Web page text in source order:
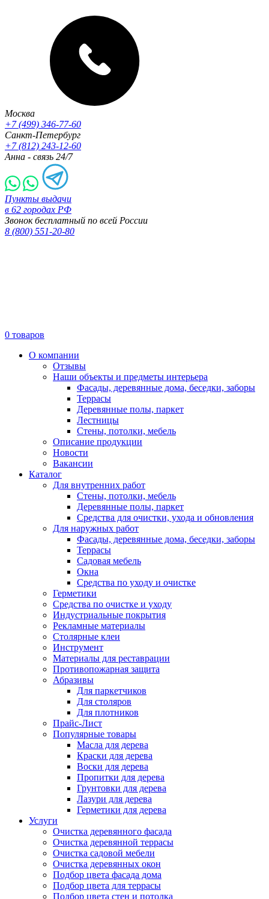
Москва
+7 (499) 346-77-60
Санкт-Петербург
+7 (812) 243-12-60
Анна - связь 24/7
Пункты выдачи
в 62 городах РФ
Звонок бесплатный по всей России
8 (800) 551-20-80
0 товаров
О компании
Отзывы
Наши объекты и предметы интерьера
Фасады, деревянные дома, беседки, заборы
Террасы
Деревянные полы, паркет
Лестницы
Стены, потолки, мебель
Описание продукции
Новости
Вакансии
Каталог
Для внутренних работ
Стены, потолки, мебель
Деревянные полы, паркет
Средства для очистки, ухода и обновления
Для наружных работ
Фасады, деревянные дома, беседки, заборы
Террасы
Садовая мебель
Окна
Средства по уходу и очистке
Герметики
Средства по очистке и уходу
Индустриальные покрытия
Рекламные материалы
Столярные клеи
Инструмент
Материалы для реставрации
Противопожарная защита
Абразивы
Для паркетчиков
Для столяров
Для плотников
Прайс-Лист
Популярные товары
Масла для дерева
Краски для дерева
Воски для дерева
Пропитки для дерева
Грунтовки для дерева
Лазури для дерева
Герметики для дерева
Услуги
Очистка деревянного фасада
Очистка деревянной террасы
Очистка садовой мебели
Очистка деревянных окон
Подбор цвета фасада дома
Подбор цвета для террасы
Подбор цвета стен и потолка